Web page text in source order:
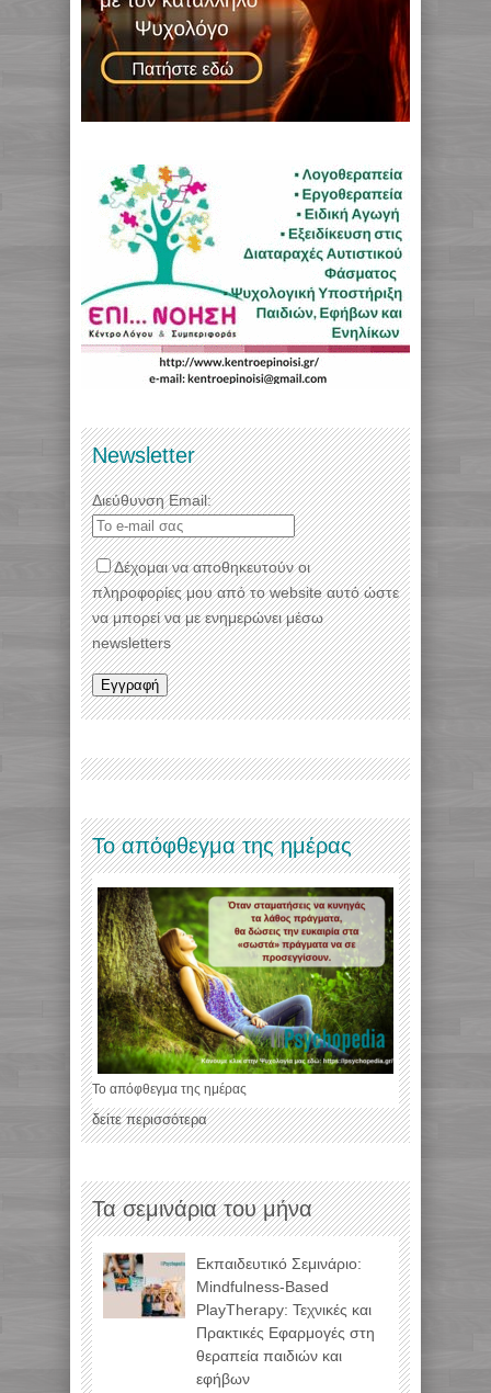
Newsletter
Διεύθυνση Email:
Δέχομαι να αποθηκευτούν οι
πληροφορίες μου από το website αυτό ώστε
να μπορεί να με ενημερώνει μέσω
newsletters
Το απόφθεγμα της ημέρας
Το απόφθεγμα της ημέρας
δείτε περισσότερα
Τα σεμινάρια του μήνα
Εκπαιδευτικό Σεμινάριο:
Mindfulness-Based
PlayTherapy: Τεχνικές και
Πρακτικές Εφαρμογές στη
θεραπεία παιδιών και
εφήβων